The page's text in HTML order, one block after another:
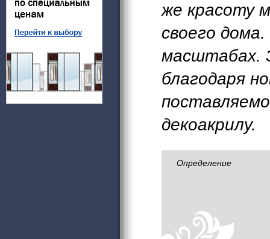
же красоту
своего
масштабах.
благодаря
декоакрилу.
Определение